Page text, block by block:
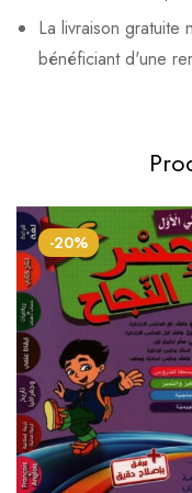
La livraison gratuite
bénéficiant d'une
-20%